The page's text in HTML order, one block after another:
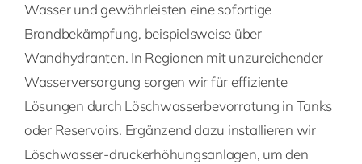
Wasser und gewährleisten eine sofortige
Brandbekämpfung, beispielsweise über
Wandhydranten. In Regionen mit unzureichender
Wasserversorgung sorgen wir für effiziente
Lösungen durch Löschwasserbevorratung in Tanks
oder Reservoirs. Ergänzend dazu installieren wir
Löschwasser-druckerhöhungsanlagen, um den